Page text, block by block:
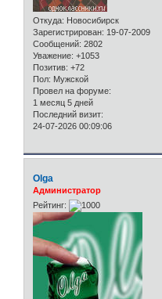
Откуда: Новосибирск
Зарегистрирован: 19-07-2009
Сообщений: 2802
Уважение: +1053
Позитив: +72
Пол: Мужской
Провел на форуме:
1 месяц 5 дней
Последний визит:
24-07-2026 00:09:06
Olga
Администратор
Рейтинг: